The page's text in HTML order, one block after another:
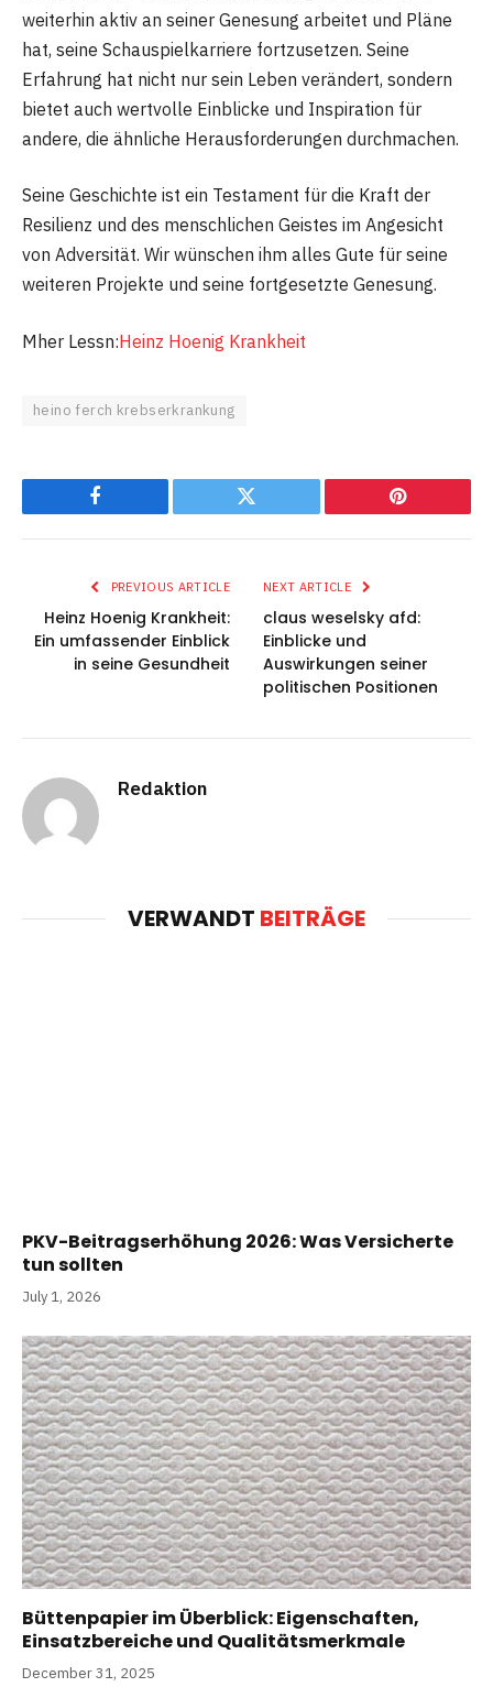
weiterhin aktiv an seiner Genesung arbeitet und Pläne
hat, seine Schauspielkarriere fortzusetzen. Seine
Erfahrung hat nicht nur sein Leben verändert, sondern
bietet auch wertvolle Einblicke und Inspiration für
andere, die ähnliche Herausforderungen durchmachen.
Seine Geschichte ist ein Testament für die Kraft der
Resilienz und des menschlichen Geistes im Angesicht
von Adversität. Wir wünschen ihm alles Gute für seine
weiteren Projekte und seine fortgesetzte Genesung.
Mher Lessn:Heinz Hoenig Krankheit
heino ferch krebserkrankung
Facebook Twitter Pinterest
PREVIOUS ARTICLE
Heinz Hoenig Krankheit:
Ein umfassender Einblick
in seine Gesundheit
NEXT ARTICLE
claus weselsky afd:
Einblicke und
Auswirkungen seiner
politischen Positionen
Redaktion
VERWANDT BEITRÄGE
PKV-Beitragserhöhung 2026: Was Versicherte
tun sollten
July 1, 2026
Büttenpapier im Überblick: Eigenschaften,
Einsatzbereiche und Qualitätsmerkmale
December 31, 2025